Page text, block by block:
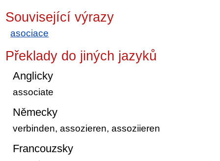
Související výrazy
asociace
Překlady do jiných jazyků
Anglicky
associate
Německy
verbinden, assozieren, assoziieren
Francouzsky